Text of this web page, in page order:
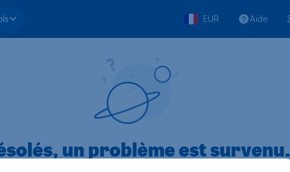
EUR Aide
un problème est survenu.